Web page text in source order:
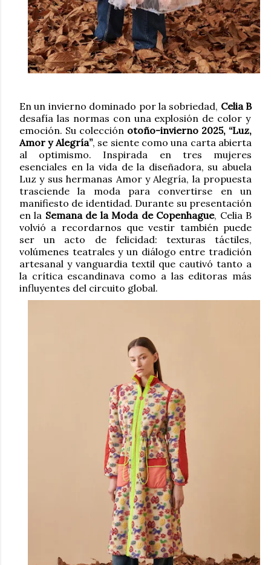
En un invierno dominado por la sobriedad, Celia B
desafía las normas con una explosión de color y
emoción. Su colección otoño-invierno 2025, “Luz,
Amor y Alegría”, se siente como una carta abierta
al optimismo. Inspirada en tres mujeres
esenciales en la vida de la diseñadora, su abuela
Luz y sus hermanas Amor y Alegría, la propuesta
trasciende la moda para convertirse en un
manifiesto de identidad. Durante su presentación
en la Semana de la Moda de Copenhague, Celia B
volvió a recordarnos que vestir también puede
ser un acto de felicidad: texturas táctiles,
volúmenes teatrales y un diálogo entre tradición
artesanal y vanguardia textil que cautivó tanto a
la crítica escandinava como a las editoras más
influyentes del circuito global.